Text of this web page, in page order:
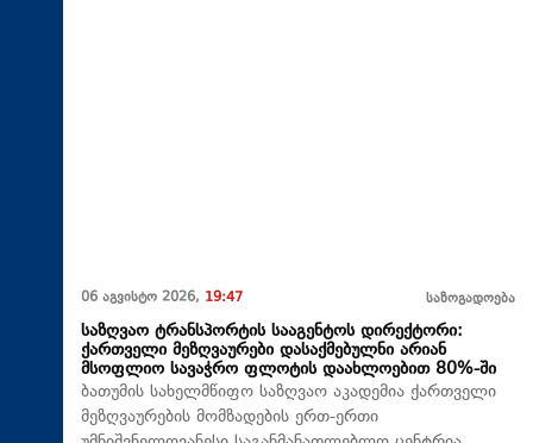
06 აგვისტო 2026, 19:47 საზოგადოება
საზღვაო ტრანსპორტის სააგენტოს დირექტორი:
ქართველი მეზღვაურები დასაქმებულნი არიან
მსოფლიო სავაჭრო ფლოტის დაახლოებით 80%-ში
ბათუმის სახელმწიფო საზღვაო აკადემია ქართველი
მეზღვაურების მომზადების ერთ-ერთი